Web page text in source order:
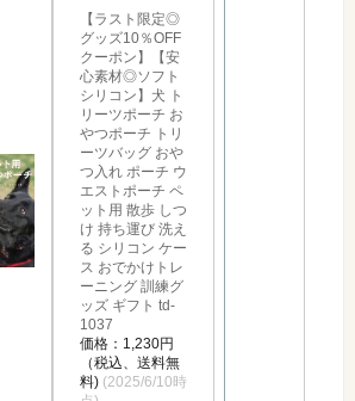
【ラスト限定◎
グッズ10％OFF
クーポン】【安
心素材◎ソフト
シリコン】犬 ト
リーツポーチ お
やつポーチ トリ
ーツバッグ おや
つ入れ ポーチ ウ
エストポーチ ペ
ット用 散歩 しつ
け 持ち運び 洗え
る シリコン ケー
ス おでかけトレ
ーニング 訓練グ
ッズ ギフト td-
1037
価格：1,230円
（税込、送料無
料) (2025/6/10時